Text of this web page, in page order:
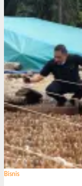
Bisnis